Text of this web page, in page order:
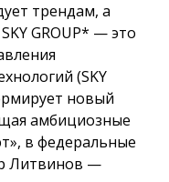
трендам, а
GROUP* — это
(SKY
новый
амбициозные
в федеральные
Литвинов —